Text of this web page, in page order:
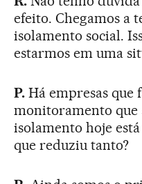
efeito. Chegamos a
isolamento social.
estarmos em uma
P. Há empresas que
monitoramento que
isolamento hoje
que reduziu tanto?